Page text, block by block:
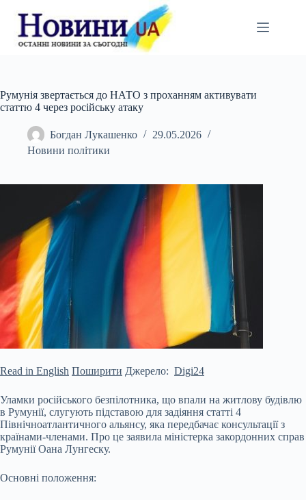
вмісту
Румунія звертається до НАТО з проханням активувати
статтю 4 через російську атаку
Богдан Лукашенко
29.05.2026
Новини політики
Read in English Поширити Джерело: Digi24
Уламки російського безпілотника, що впали на житлову будівлю
в Румунії, слугують підставою для задіяння статті 4
Північноатлантичного альянсу, яка передбачає консультації з
країнами-членами. Про це заявила міністерка закордонних справ
Румунії Оана Лунгeску.
Основні положення: